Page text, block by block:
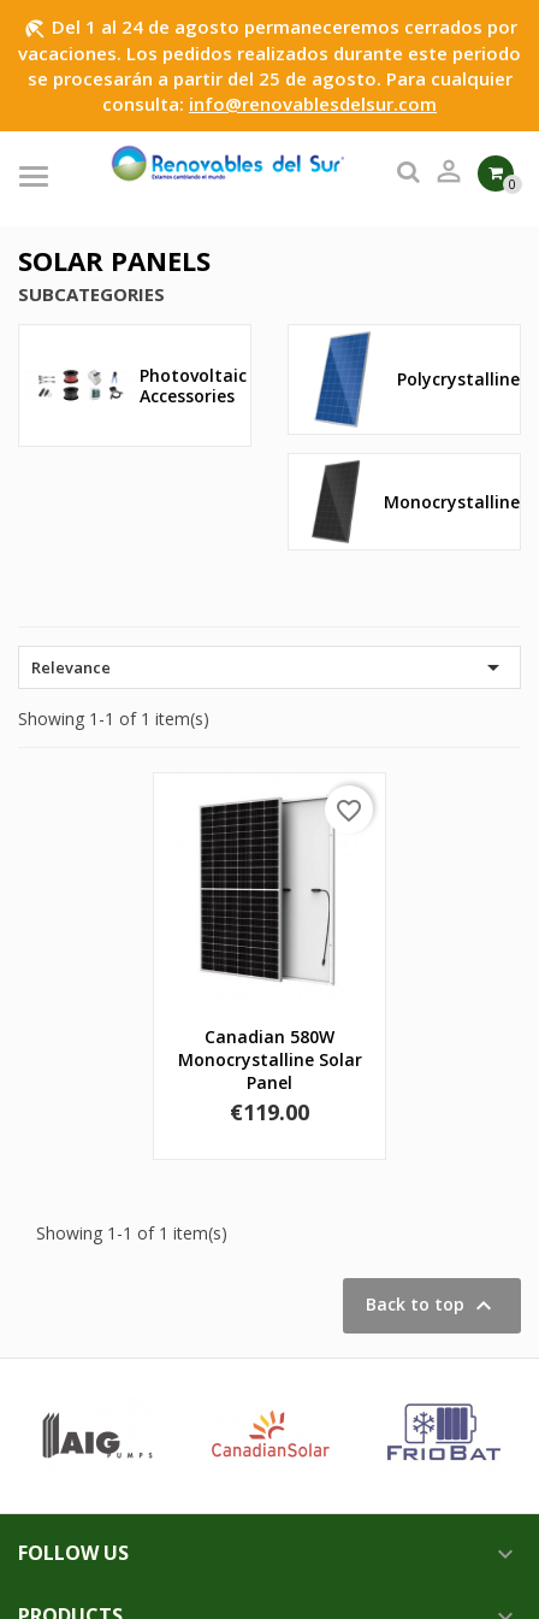
beach_access Del 1 al 24 de agosto permaneceremos cerrados por
vacaciones. Los pedidos realizados durante este periodo
se procesarán a partir del 25 de agosto. Para cualquier
consulta: info@renovablesdelsur.com
 0
SOLAR PANELS
SUBCATEGORIES
Photovoltaic
Accessories
Polycrystalline
Monocrystalline
Relevance 
Showing 1-1 of 1 item(s)
Canadian 580W
Monocrystalline Solar
Panel
Price
€119.00
favorite_border
Showing 1-1 of 1 item(s)
Back to top 
FOLLOW US 